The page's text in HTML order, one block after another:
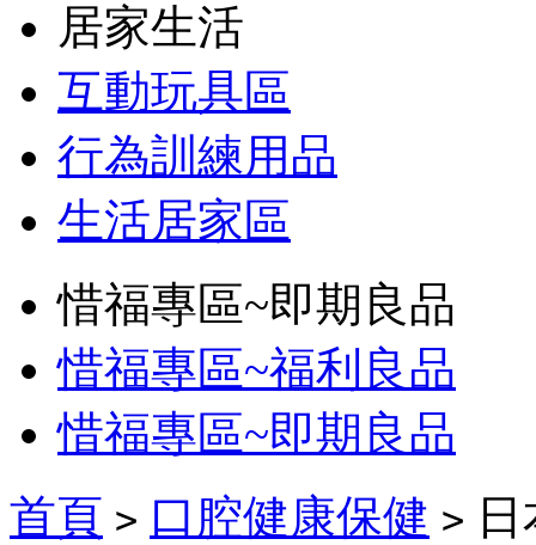
居家生活
互動玩具區
行為訓練用品
生活居家區
惜福專區~即期良品
惜福專區~福利良品
惜福專區~即期良品
首頁 > 口腔健康保健 >